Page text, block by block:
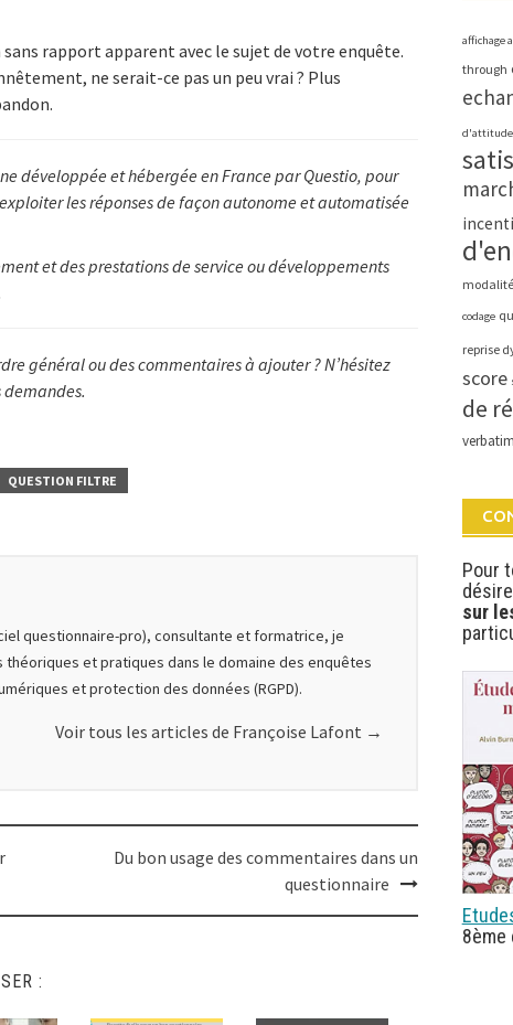
rapport apparent avec le sujet de votre enquête.
ne serait-ce pas un peu vrai ? Plus
développée et hébergée en France par Questio, pour
les réponses de façon autonome et automatisée
et des prestations de service ou développements
général ou des commentaires à ajouter ? N’hésitez
demandes.
QUESTION FILTRE
questionnaire-pro), consultante et formatrice, je
et pratiques dans le domaine des enquêtes
et protection des données (RGPD).
Voir tous les articles de Françoise Lafont →
Du bon usage des commentaires dans un
questionnaire
:
affichage
through
d'attitude
codage
reprise
score
de
verbatim
Pour
sur
8ème